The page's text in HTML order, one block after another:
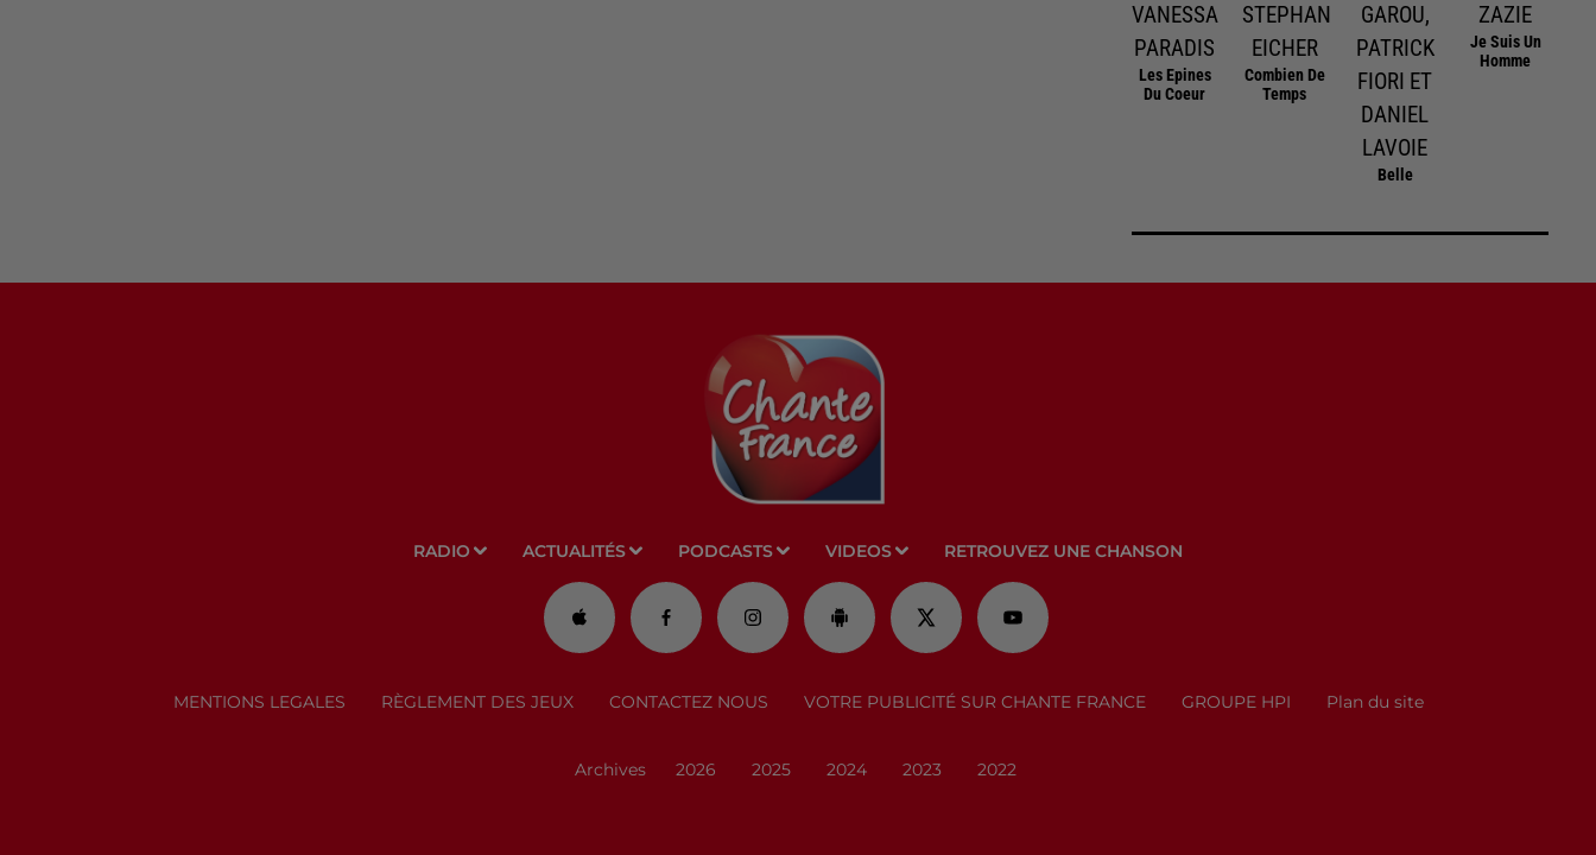
VANESSA
PARADIS
Les Epines
Du Coeur
STEPHAN
EICHER
Combien De
Temps
GAROU,
PATRICK
FIORI ET
DANIEL
LAVOIE
Belle
ZAZIE
Je Suis Un
Homme
RADIO ACTUALITÉS PODCASTS VIDEOS RETROUVEZ UNE CHANSON
MENTIONS LEGALES RÈGLEMENT DES JEUX CONTACTEZ NOUS VOTRE PUBLICITÉ SUR CHANTE FRANCE GROUPE HPI Plan du site
Archives 2026 2025 2024 2023 2022